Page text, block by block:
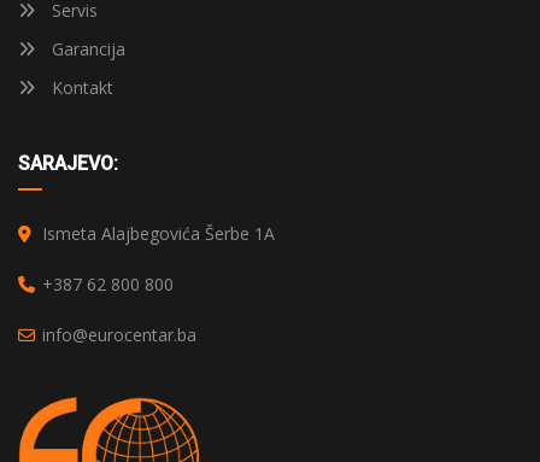
Servis
Garancija
Kontakt
SARAJEVO:
Ismeta Alajbegovića Šerbe 1A
+387 62 800 800
info@eurocentar.ba